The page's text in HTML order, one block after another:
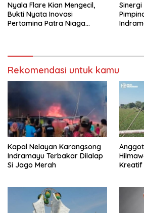
Nyala Flare Kian Mengecil,
Bukti Nyata Inovasi
Pertamina Patra Niaga
Sinergi
Rekomendasi untuk kamu
Kapal Nelayan Karangsong
Indramayu Terbakar Dilalap
Si Jago Merah
Kreatif